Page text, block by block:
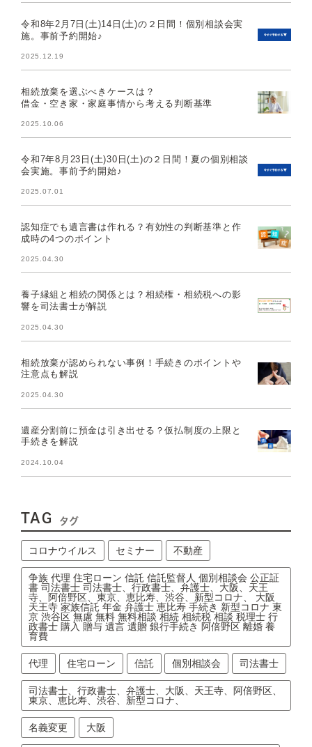
令和8年2月7日(土)14日(土)の２日間！個別相談会実
施。事前予約開始♪
2025.12.19
相続放棄を選ぶべきケースは？
借金・空き家・家庭事情から考える判断基準
2025.10.06
令和7年8月23日(土)30日(土)の２日間！夏の個別相談
会実施。事前予約開始♪
2025.07.01
認知症でも遺言書は作れる？有効性の判断基準と作
成時の4つのポイント
2025.04.30
養子縁組と相続の関係とは？相続権・相続税への影
響を司法書士が解説
2025.04.30
相続放棄が認められない事例！手続きのポイントや
注意点も解説
2025.04.30
遺産分割前に預金は引き出せる？仮払制度の上限と
手続きを解説
2024.10.04
TAG タグ
コロナウイルス セミナー 不動産
争族 代理 住宅ローン 信託 信託監督人 個別相談会 公正証
書 司法書士 司法書士、行政書士、弁護士、大阪、天王
寺、阿倍野区、東京、恵比寿、渋谷、新型コロナ、 大阪
天王寺 家族信託 年金 弁護士 恵比寿 手続き 新型コロナ 東
京 渋谷区 無慮 無料 無料相談 相続 相続税 相談 税理士 行
政書士 購入 贈与 遺言 遺贈 銀行手続き 阿倍野区 離婚 養
育費
代理 住宅ローン 信託 個別相談会 司法書士
司法書士、行政書士、弁護士、大阪、天王寺、阿倍野区、
東京、恵比寿、渋谷、新型コロナ、
名義変更 大阪